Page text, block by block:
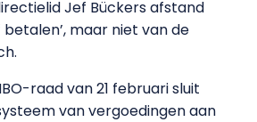
Jef Bückers afstand
betalen’, maar niet van de
raad van 21 februari sluit
van vergoedingen aan